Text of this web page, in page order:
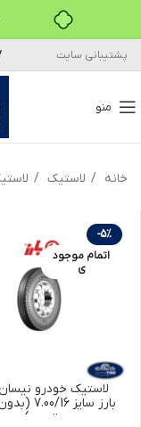
پشتیبانی سایت
منو
خانه لاستیک
-5%
اتمام موجود
ی
لاستیک خودرو
بارز سایز
تیوب)